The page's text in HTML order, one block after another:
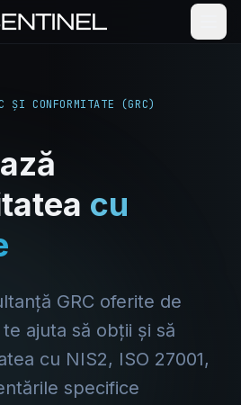
ȘI CONFORMITATE (GRC)
cu
GRC oferite de
ajuta să obții și să
cu NIS2, ISO 27001,
specifice